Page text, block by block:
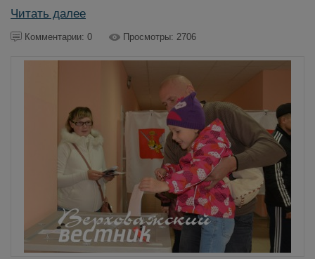
Читать далее
Комментарии: 0 Просмотры: 2706